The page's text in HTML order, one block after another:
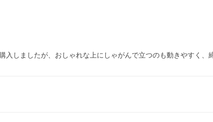
しましたが、おしゃれな上にしゃがんで立つのも動きやすく、